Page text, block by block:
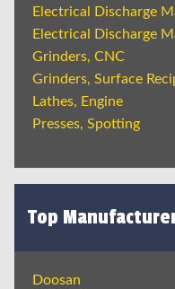
Electrical Discharge
Electrical Discharge
Grinders, CNC
Grinders, Surface
Lathes, Engine
Presses, Spotting
Top
Doosan